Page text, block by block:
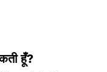
हूँ?